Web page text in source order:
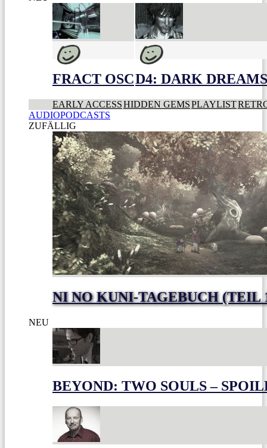
FRACT OSCD4: DARK
EARLY ACCESSHIDDEN GEMSPLAYLIST
AUDIOPODCASTS
ZUFÄLLIG
NI NO KUNI-TAGEBUCH (TEIL
NEU
BEYOND: TWO SOULS –